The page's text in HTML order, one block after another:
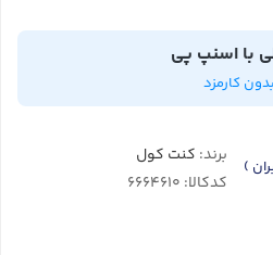
با اسنپ پی
کارمزد
) برند: کنت کول
کدکالا: